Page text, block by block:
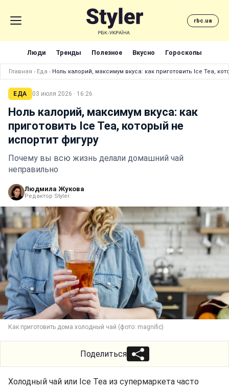
rbc.ua
Люди Тренды Полезное Вкусно Гороскопы
Главная › Еда › Ноль калорий, максимум вкуса: как приготовить Ice Tea,
ЕДА 03 июля 2026 · 16:26
Ноль калорий, максимум вкуса: как
приготовить Ice Tea, который не
испортит фигуру
Почему вы всю жизнь делали домашний чай
неправильно
Людмила Жукова
Редактор Styler
Как приготовить дома холодный чай (фото: magnific)
Поделиться
Холодный чай или Ice Tea из супермаркета часто